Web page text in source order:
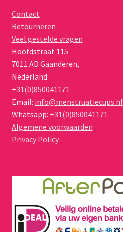
Contact
Retourneren
Veel gestelde vragen
Hoofdstraat 115
7011 AD Gaanderen,
Nederland
+31(0)850041171
Email: info@menstruatiecups.nl
Whatsapp: +31(0)850041171
Algemene voorwaarden
Privacy Policy